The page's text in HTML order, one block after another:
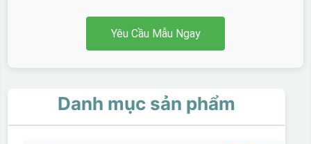
Yêu Cầu Mẫu Ngay
Danh mục sản phẩm